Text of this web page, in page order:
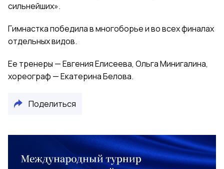
сильнейших».
Гимнастка победила в многоборье и во всех финалах
отдельных видов.
Ее тренеры — Евгения Елисеева, Ольга Минигалина,
хореограф — Екатерина Белова.
Поделиться